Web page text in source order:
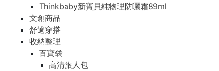
Thinkbaby新寶貝純物理防曬霜89ml
文創商品
舒適穿搭
收納整理
百寶袋
高清旅人包